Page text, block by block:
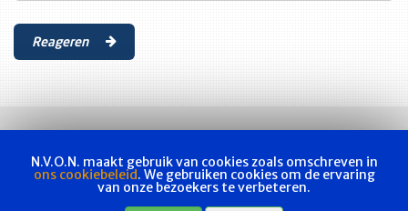
Reageren
Actueel Les & examen Bladen
N.V.O.N. maakt gebruik van cookies zoals omschreven in
ons cookiebeleid. We gebruiken cookies om de ervaring
van onze bezoekers te verbeteren.